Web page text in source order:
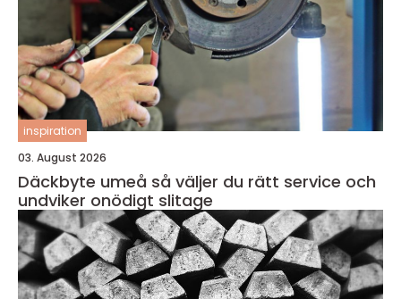
inspiration
03. August 2026
Däckbyte umeå så väljer du rätt service och
undviker onödigt slitage